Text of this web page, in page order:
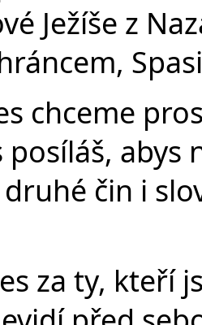
Ježíše z
chceme
abys
čin i
za ty, kteří